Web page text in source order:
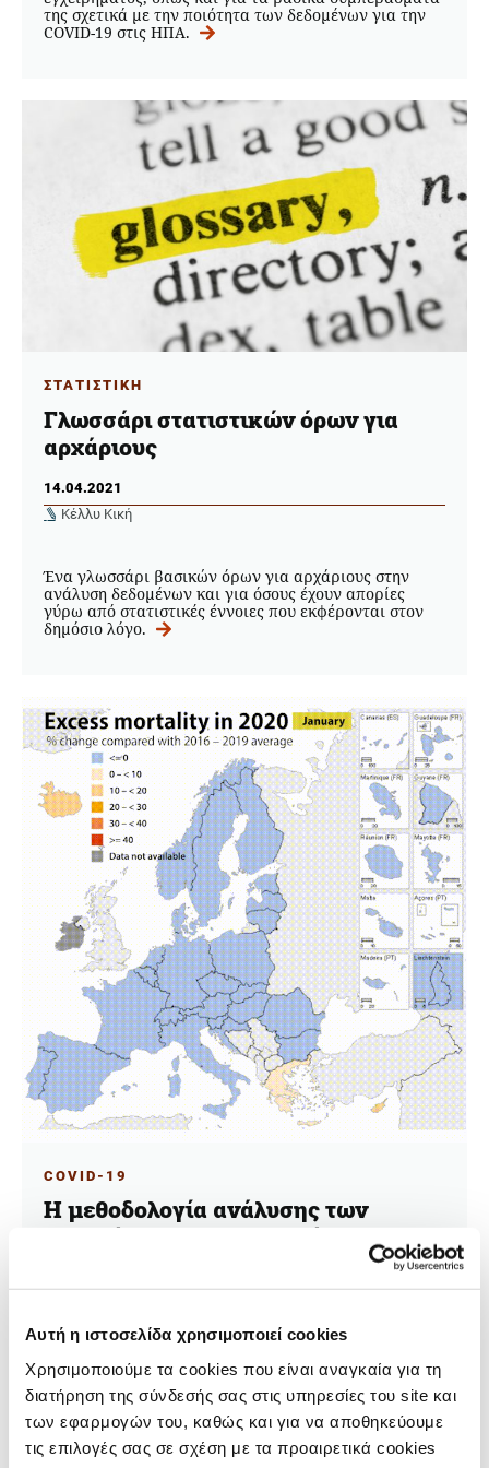
Αυτή η ιστοσελίδα χρησιμοποιεί cookies
Χρησιμοποιούμε τα cookies που είναι αναγκαία για τη
διατήρηση της σύνδεσής σας στις υπηρεσίες του site και
των εφαρμογών του, καθώς και για να αποθηκεύουμε
τις επιλογές σας σε σχέση με τα προαιρετικά cookies
της σχετικά με την ποιότητα των δεδομένων για την
COVID-19 στις ΗΠΑ.
ΣΤΑΤΙΣΤΙΚΗ
Γλωσσάρι στατιστικών όρων για
αρχάριους
14.04.2021
Κέλλυ Κική
Ένα γλωσσάρι βασικών όρων για αρχάριους στην
ανάλυση δεδομένων και για όσους έχουν απορίες
γύρω από στατιστικές έννοιες που εκφέρονται στον
δημόσιο λόγο.
COVID-19
Η μεθοδολογία ανάλυσης των
δεδομένων για την υπερέχουσα
Θανάσης Τρομπούκης
Πώς κάναμε την ανάλυση για την υπερέχουσα
θνησιμότητα στην Ελλάδα.